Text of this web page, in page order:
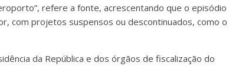
refere a fonte, acrescentando que o episódio
com projetos suspensos ou descontinuados, como o
da República e dos órgãos de fiscalização do